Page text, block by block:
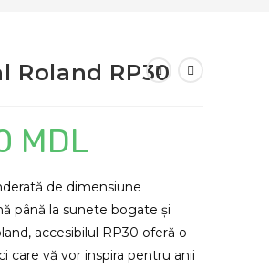
Roland RP30
MDL
de dimensiune
până la sunete bogate și
accesibilul RP30 oferă o
care vă vor inspira pentru anii